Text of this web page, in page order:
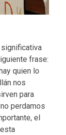
significativa
frase:
quien lo
nos
para
perdamos
el